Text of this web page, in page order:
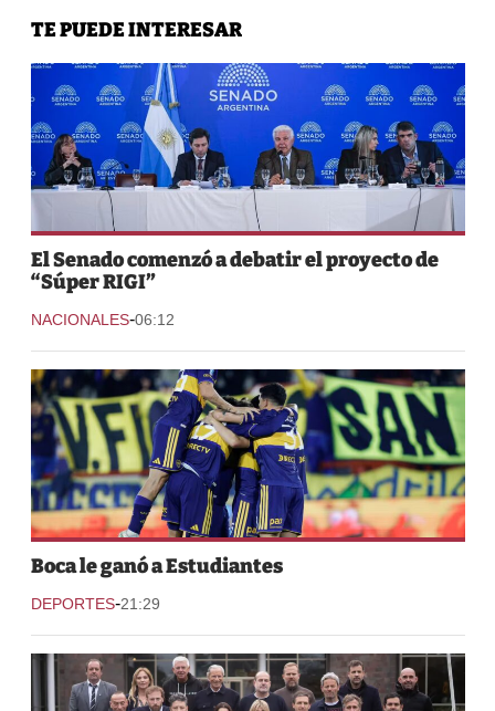
TE PUEDE INTERESAR
El Senado comenzó a debatir el proyecto de
“Súper RIGI”
NACIONALES-06:12
Boca le ganó a Estudiantes
DEPORTES-21:29